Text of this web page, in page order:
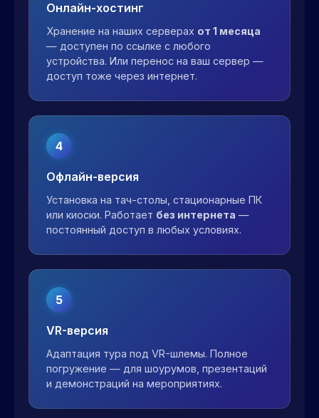
Онлайн-хостинг
Хранение на наших серверах от 1 месяца
— доступен по ссылке с любого
устройства. Или перенос на ваш сервер —
доступ тоже через интернет.
4
Офлайн-версия
Установка на тач-столы, стационарные ПК
или киоски. Работает без интернета —
постоянный доступ в любых условиях.
5
VR-версия
Адаптация тура под VR-шлемы. Полное
погружение — для шоурумов, презентаций
и демонстраций на мероприятиях.